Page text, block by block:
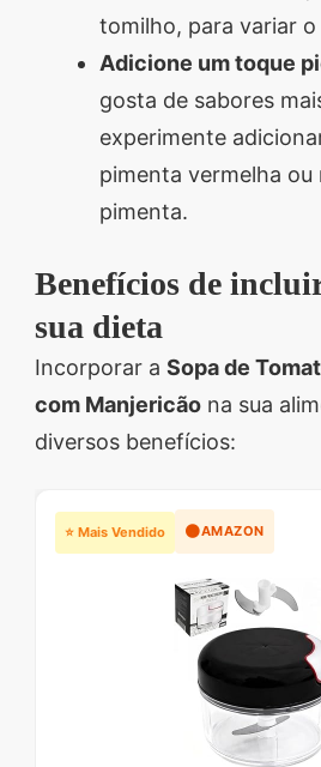
tomilho, para variar o
Adicione um toque
gosta de sabores
experimente
pimenta vermelha ou
pimenta.
Benefícios de
sua dieta
Incorporar a Sopa de
com Manjericão na sua
diversos benefícios:
⭐ Mais Vendido 🟠AMAZON